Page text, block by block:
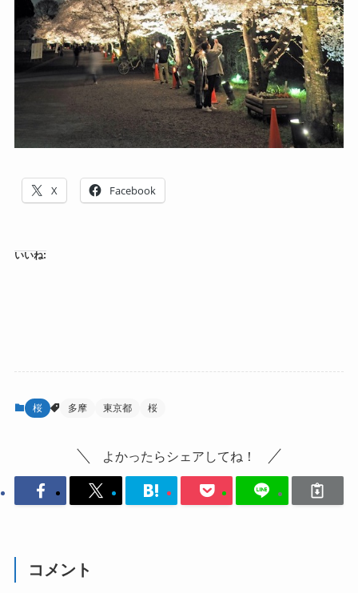
X Facebook
いいね:
桜 多摩 東京都 桜
よかったらシェアしてね！
コメント